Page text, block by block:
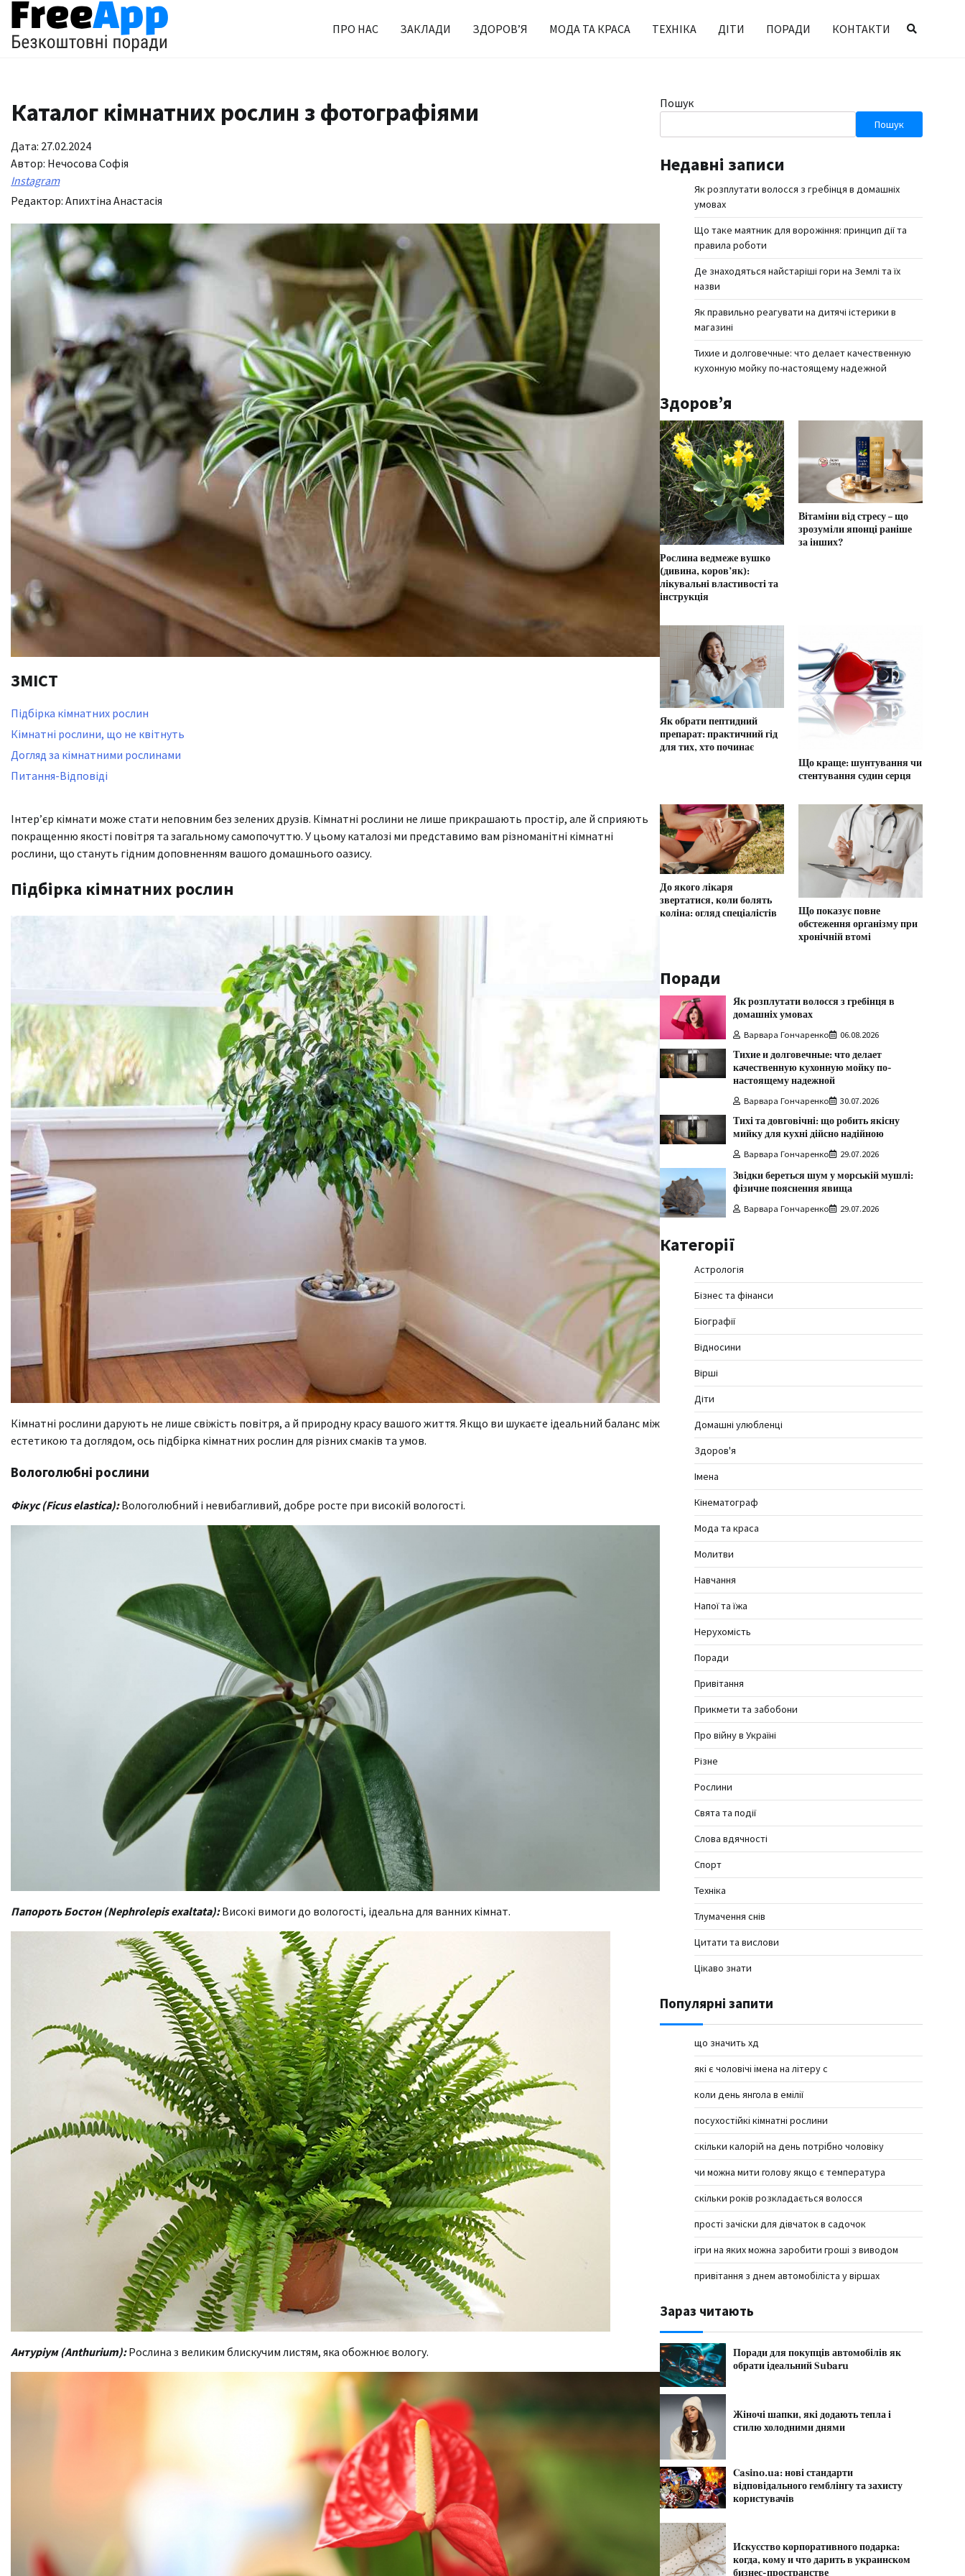
Перейти
до
вмісту
ПРО НАС ЗАКЛАДИ ЗДОРОВ’Я МОДА ТА КРАСА ТЕХНІКА ДІТИ ПОРАДИ КОНТАКТИ
Каталог кімнатних рослин з фотографіями
Дата: 27.02.2024
Автор: Нечосова Софія
Instagram
Редактор: Апихтіна Анастасія
ЗМІСТ
Підбірка кімнатних рослин
Кімнатні рослини, що не квітнуть
Догляд за кімнатними рослинами
Питання-Відповіді
Інтер’єр кімнати може стати неповним без зелених друзів. Кімнатні рослини не лише прикрашають простір, але й сприяють
покращенню якості повітря та загальному самопочуттю. У цьому каталозі ми представимо вам різноманітні кімнатні
рослини, що стануть гідним доповненням вашого домашнього оазису.
Підбірка кімнатних рослин
Кімнатні рослини дарують не лише свіжість повітря, а й природну красу вашого життя. Якщо ви шукаєте ідеальний баланс між
естетикою та доглядом, ось підбірка кімнатних рослин для різних смаків та умов.
Вологолюбні рослини
Фікус (Ficus elastica):Вологолюбний і невибагливий, добре росте при високій вологості.
Папороть Бостон (Nephrolepis exaltata):Високі вимоги до вологості, ідеальна для ванних кімнат.
Антуріум (Anthurium):Рослина з великим блискучим листям, яка обожнює вологу.
Пошук
Пошук
Недавні записи
Як розплутати волосся з гребінця в домашніх
умовах
Що таке маятник для ворожіння: принцип дії та
правила роботи
Де знаходяться найстаріші гори на Землі та їх
назви
Як правильно реагувати на дитячі істерики в
магазині
Тихие и долговечные: что делает качественную
кухонную мойку по-настоящему надежной
Здоров’я
Рослина ведмеже вушко
(дивина, коров’як):
лікувальні властивості та
інструкція
Вітаміни від стресу – що
зрозуміли японці раніше
за інших?
Як обрати пептидний
препарат: практичний гід
для тих, хто починає
Що краще: шунтування чи
стентування судин серця
До якого лікаря
звертатися, коли болять
коліна: огляд спеціалістів
Що показує повне
обстеження організму при
хронічній втомі
Поради
Як розплутати волосся з гребінця в
домашніх умовах
Варвара Гончаренко 06.08.2026
Тихие и долговечные: что делает
качественную кухонную мойку по-
настоящему надежной
Варвара Гончаренко 30.07.2026
Тихі та довговічні: що робить якісну
мийку для кухні дійсно надійною
Варвара Гончаренко 29.07.2026
Звідки береться шум у морській мушлі:
фізичне пояснення явища
Варвара Гончаренко 29.07.2026
Категорії
Астрологія
Бізнес та фінанси
Біографії
Відносини
Вірші
Діти
Домашні улюбленці
Здоров'я
Імена
Кінематограф
Мода та краса
Молитви
Навчання
Напої та їжа
Нерухомість
Поради
Привітання
Прикмети та забобони
Про війну в Україні
Різне
Рослини
Свята та події
Слова вдячності
Спорт
Техніка
Тлумачення снів
Цитати та вислови
Цікаво знати
Популярні запити
що значить хд
які є чоловічі імена на літеру с
коли день янгола в емілії
посухостійкі кімнатні рослини
скільки калорій на день потрібно чоловіку
чи можна мити голову якщо є температура
скільки років розкладається волосся
прості зачіски для дівчаток в садочок
ігри на яких можна заробити гроші з виводом
привітання з днем автомобіліста у віршах
Зараз читають
Поради для покупців автомобілів як
обрати ідеальний Subaru
Жіночі шапки, які додають тепла і
стилю холодними днями
Casino.ua: нові стандарти
відповідального гемблінгу та захисту
користувачів
Искусство корпоративного подарка:
когда, кому и что дарить в украинском
бизнес-пространстве